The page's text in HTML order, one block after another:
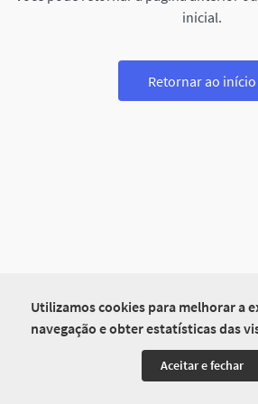
Utilizamos cookies para melhorar a
navegação e obter estatísticas das
Aceitar e fechar
inicial.
Retornar ao início